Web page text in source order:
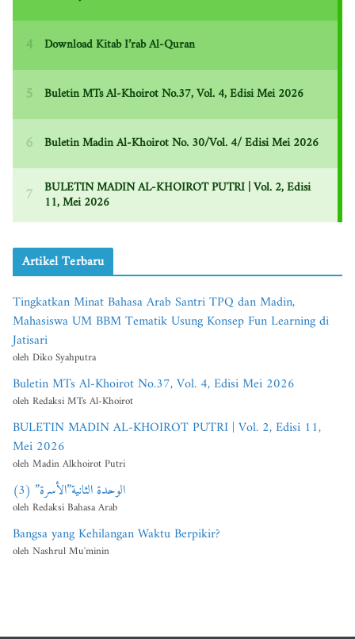
Artikel Terbaru
Tingkatkan Minat Bahasa Arab Santri TPQ dan Madin,
Mahasiswa UM BBM Tematik Usung Konsep Fun Learning di
Jatisari
oleh Diko Syahputra
Buletin MTs Al-Khoirot No.37, Vol. 4, Edisi Mei 2026
oleh Redaksi MTs Al-Khoirot
BULETIN MADIN AL-KHOIROT PUTRI | Vol. 2, Edisi 11,
Mei 2026
oleh Madin Alkhoirot Putri
الوحدة الثانية”الأسرة” (3)
oleh Redaksi Bahasa Arab
Bangsa yang Kehilangan Waktu Berpikir?
oleh Nashrul Mu'minin